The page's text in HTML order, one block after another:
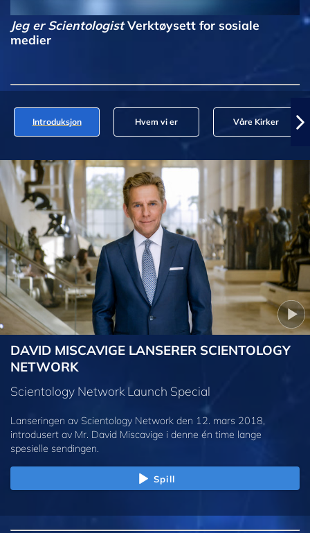
Jeg er ScientologistVerktøysett for sosiale
medier
Introduksjon Hvem vi er Våre Kirker
DAVID MISCAVIGE LANSERER SCIENTOLOGY
NETWORK
Scientology Network Launch Special
Lanseringen av Scientology Network den 12. mars 2018,
introdusert av Mr. David Miscavige i denne én time lange
spesielle sendingen.
Spill